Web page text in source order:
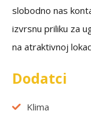
slobodno nas
izvrsnu priliku za
na atraktivnoj
Dodatci
Klima